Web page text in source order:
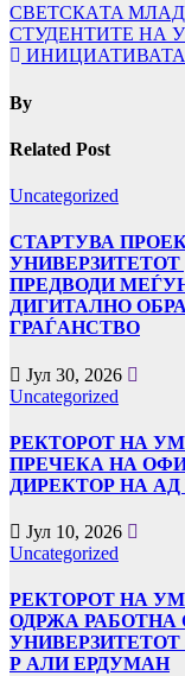
Навигација
на
СВЕТСКАTA
СТУДЕНТИТЕ НА
ИНИЦИАТИВАТА
By
Related Post
Uncategorized
СТАРТУВА
УНИВЕРЗИТЕТОТ
ПРЕДВОДИ
ДИГИТАЛНО
ГРАЃАНСТВО
Јул 30, 2026
Uncategorized
РЕКТОРОТ НА
ПРЕЧЕКА НА
ДИРЕКТОР НА
Јул 10, 2026
Uncategorized
РЕКТОРОТ НА
ОДРЖА РАБОТНА
УНИВЕРЗИТЕТОТ
Р АЛИ ЕРДУМАН